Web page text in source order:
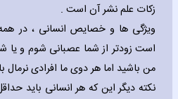
زکات علم نشر آن است .
ویژگی ها و خصایص انسانی ، در
است زودتر از شما عصبانی شوم و یا
من باشید اما هر دوی ما افرادی نرمال
نکته دیگر این که هر انسانی باید